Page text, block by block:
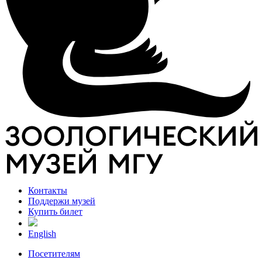
Контакты
Поддержи музей
Купить билет
English
Посетителям